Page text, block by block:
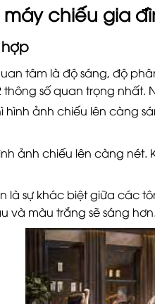
máy chiếu gia
tâm là độ sáng, độ
số quan trọng nhất.
ảnh chiếu lên càng
ảnh chiếu lên càng nét.
là sự khác biệt giữa các
và màu trắng sẽ sáng hơn.